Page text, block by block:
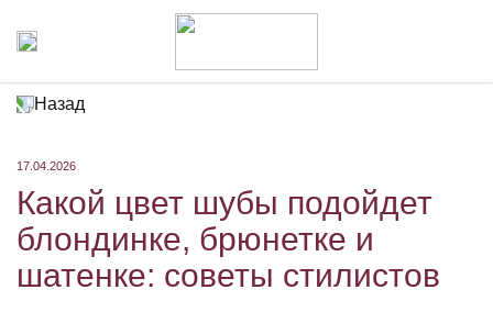
Назад
17.04.2026
Какой цвет шубы подойдет
блондинке, брюнетке и
шатенке: советы стилистов